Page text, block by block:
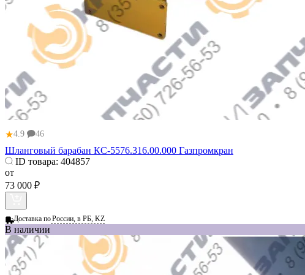
★4.9 46
Шланговый барабан КС-5576.316.00.000 Газпромкран
ID товара: 404857
от
73 000 ₽
Доставка поРоссии, в РБ, KZ
В наличии